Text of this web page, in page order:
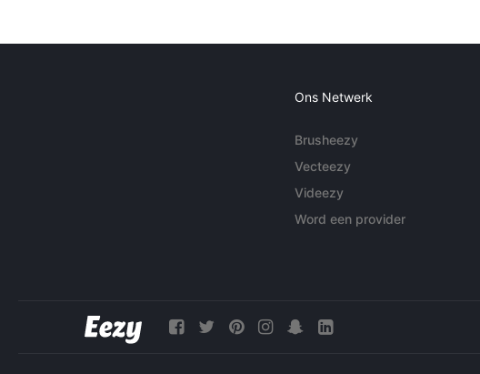
Ons Netwerk
Brusheezy
Vecteezy
Videezy
Word een provider